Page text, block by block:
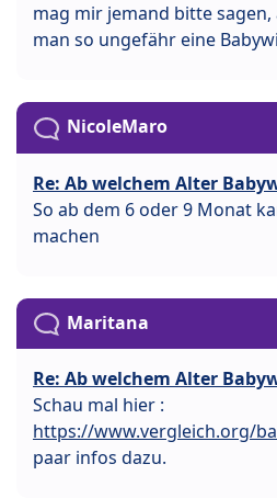
mag mir jemand bitte
man so ungefähr eine
NicoleMaro
Re: Ab welchem Alter
So ab dem 6 oder 9 Monat
machen
Maritana
Re: Ab welchem Alter
Schau mal hier :
https://www.vergleich.org/
paar infos dazu.